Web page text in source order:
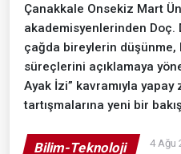
Çanakkale Onsekiz Mart
akademisyenlerinden Doç.
çağda bireylerin
süreçlerini açıklamaya
Ayak İzi” kavramıyla
tartışmalarına yeni bir
Bilim-Teknoloji 4 Ağu